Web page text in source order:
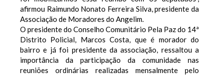
afirmou Raimundo Nonato Ferreira Silva, presidente da
Associação de Moradores do Angelim.
O presidente do Conselho Comunitário Pela Paz do 14ª
Distrito Policial, Marcos Costa, que é morador do
bairro e já foi presidente da associação, ressaltou a
importância da participação da comunidade nas
reuniões ordinárias realizadas mensalmente pelo